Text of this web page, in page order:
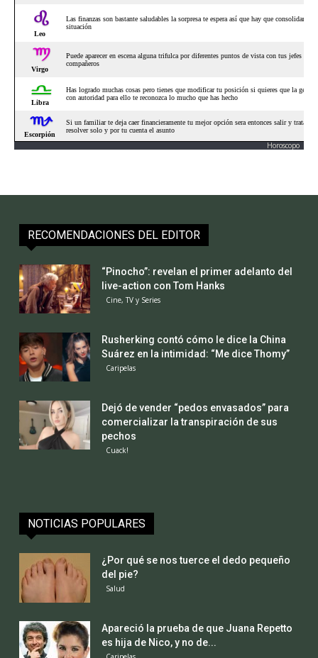
Horoscopo
RECOMENDACIONES DEL EDITOR
“Pinocho”: revelan el primer adelanto del
live-action con Tom Hanks
Cine, TV y Series
Rusherking contó cómo le dice la China
Suárez en la intimidad: “Me dice Thomy”
Caripelas
Dejó de vender “pedos envasados” para
comercializar la transpiración de sus
pechos
Cuack!
NOTICIAS POPULARES
¿Por qué se nos tuerce el dedo pequeño
del pie?
Salud
Apareció la prueba de que Juana Repetto
es hija de Nico, y no de...